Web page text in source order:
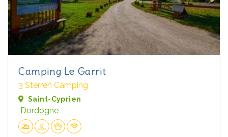
Camping Le Garrit
3 Sterren Camping
Saint-Cyprien
Dordogne